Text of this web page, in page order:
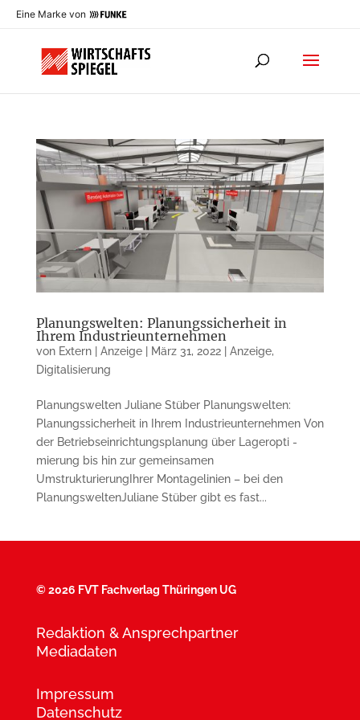
Eine Marke von
Planungswelten: Planungssicherheit in
Ihrem Industrieunternehmen
von Extern | Anzeige| März 31, 2022| Anzeige,
Digitalisierung
Planungswelten Juliane Stüber Planungswelten:
Planungssicherheit in Ihrem Industrieunternehmen Von
der Betriebseinrichtungsplanung über Lageropti -
mierung bis hin zur gemeinsamen
UmstrukturierungIhrer Montagelinien – bei den
PlanungsweltenJuliane Stüber gibt es fast...
©2026 FVT Fachverlag Thüringen UG
Redaktion & Ansprechpartner
Mediadaten
Impressum
Datenschutz